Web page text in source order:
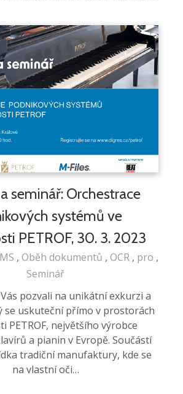
seminář: Orchestrace
systémů ve
PETROF, 30. 3. 2023
Oběh dokumentů OCR pro
Seminář
pozvali na unikátní exkurzi a
se uskuteční přímo v prostorách
PETROF, největšího výrobce
a pianin v Evropě. Součástí
tradiční manufaktury, kde se
na vlastní oči…